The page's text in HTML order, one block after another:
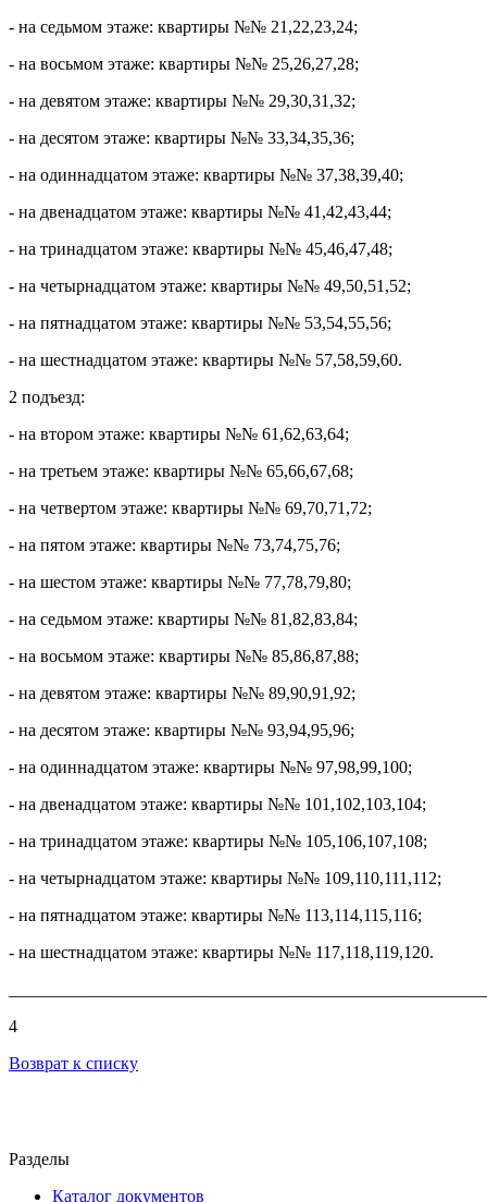
- на седьмом этаже: квартиры №№ 21,22,23,24;
- на восьмом этаже: квартиры №№ 25,26,27,28;
- на девятом этаже: квартиры №№ 29,30,31,32;
- на десятом этаже: квартиры №№ 33,34,35,36;
- на одиннадцатом этаже: квартиры №№ 37,38,39,40;
- на двенадцатом этаже: квартиры №№ 41,42,43,44;
- на тринадцатом этаже: квартиры №№ 45,46,47,48;
- на четырнадцатом этаже: квартиры №№ 49,50,51,52;
- на пятнадцатом этаже: квартиры №№ 53,54,55,56;
- на шестнадцатом этаже: квартиры №№ 57,58,59,60.
2 подъезд:
- на втором этаже: квартиры №№ 61,62,63,64;
- на третьем этаже: квартиры №№ 65,66,67,68;
- на четвертом этаже: квартиры №№ 69,70,71,72;
- на пятом этаже: квартиры №№ 73,74,75,76;
- на шестом этаже: квартиры №№ 77,78,79,80;
- на седьмом этаже: квартиры №№ 81,82,83,84;
- на восьмом этаже: квартиры №№ 85,86,87,88;
- на девятом этаже: квартиры №№ 89,90,91,92;
- на десятом этаже: квартиры №№ 93,94,95,96;
- на одиннадцатом этаже: квартиры №№ 97,98,99,100;
- на двенадцатом этаже: квартиры №№ 101,102,103,104;
- на тринадцатом этаже: квартиры №№ 105,106,107,108;
- на четырнадцатом этаже: квартиры №№ 109,110,111,112;
- на пятнадцатом этаже: квартиры №№ 113,114,115,116;
- на шестнадцатом этаже: квартиры №№ 117,118,119,120.
4
Возврат к списку
Разделы
Каталог документов